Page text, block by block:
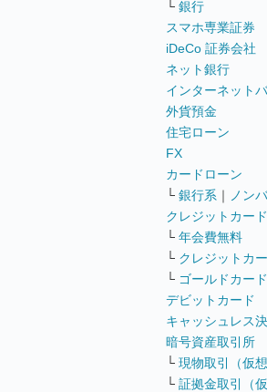
└ 銀行
スマホ専業証券
iDeCo 証券会社
ネット銀行
インターネット
外貨預金
住宅ローン
FX
カードローン
└ 銀行系 ｜
ノン
クレジットカード
└ 年会費無料
└ クレジットカ
└ ゴールドカード
デビットカード
キャッシュレス
暗号資産取引所
└ 現物取引（仮想
└ 証拠金取引（仮